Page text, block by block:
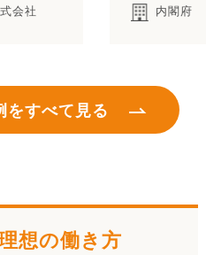
会社 内閣府
をすべて見る
想の働き方